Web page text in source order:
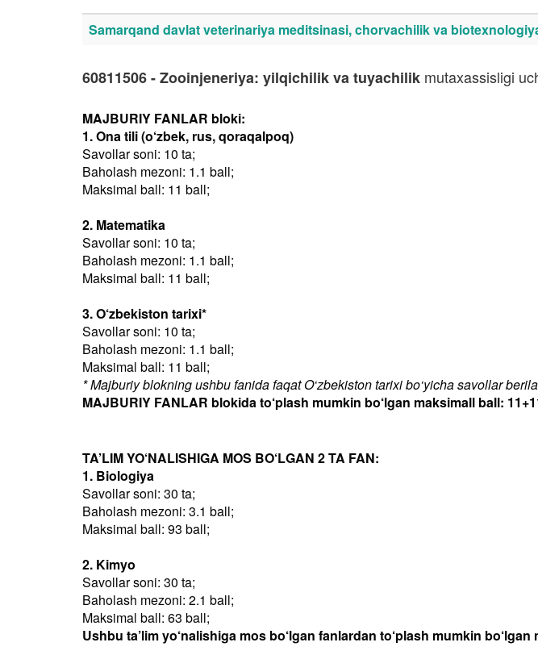
Samarqand davlat veterinariya meditsinasi, chorvachilik va
60811506 - Zooinjeneriya: yilqichilik va tuyachilik mutaxassisligi
MAJBURIY FANLAR bloki:
1. Ona tili (o‘zbek, rus, qoraqalpoq)
Savollar soni: 10 ta;
Baholash mezoni: 1.1 ball;
Maksimal ball: 11 ball;
2. Matematika
Savollar soni: 10 ta;
Baholash mezoni: 1.1 ball;
Maksimal ball: 11 ball;
3. O‘zbekiston tarixi*
Savollar soni: 10 ta;
Baholash mezoni: 1.1 ball;
Maksimal ball: 11 ball;
* Majburiy blokning ushbu fanida faqat O‘zbekiston tarixi bo‘yicha savollar
MAJBURIY FANLAR blokida to‘plash mumkin bo‘lgan maksimall ball:
TA’LIM YO‘NALISHIGA MOS BO‘LGAN 2 TA FAN:
1. Biologiya
Savollar soni: 30 ta;
Baholash mezoni: 3.1 ball;
Maksimal ball: 93 ball;
2. Kimyo
Savollar soni: 30 ta;
Baholash mezoni: 2.1 ball;
Maksimal ball: 63 ball;
Ushbu ta’lim yo‘nalishiga mos bo‘lgan fanlardan to‘plash mumkin